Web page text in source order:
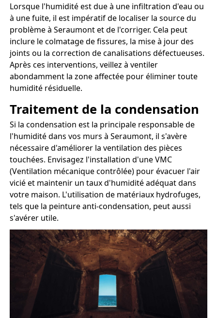
Lorsque l'humidité est due à une infiltration d'eau ou
à une fuite, il est impératif de localiser la source du
problème à Seraumont et de l'corriger. Cela peut
inclure le colmatage de fissures, la mise à jour des
joints ou la correction de canalisations défectueuses.
Après ces interventions, veillez à ventiler
abondamment la zone affectée pour éliminer toute
humidité résiduelle.
Traitement de la condensation
Si la condensation est la principale responsable de
l'humidité dans vos murs à Seraumont, il s'avère
nécessaire d'améliorer la ventilation des pièces
touchées. Envisagez l'installation d'une VMC
(Ventilation mécanique contrôlée) pour évacuer l'air
vicié et maintenir un taux d'humidité adéquat dans
votre maison. L'utilisation de matériaux hydrofuges,
tels que la peinture anti-condensation, peut aussi
s'avérer utile.